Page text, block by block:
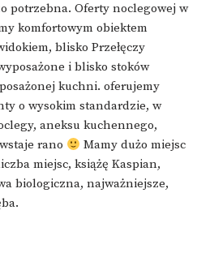
potrzebna. Oferty noclegowej w
komfortowym obiektem
blisko Przełęczy
i blisko stoków
kuchni. oferujemy
o wysokim standardzie, w
aneksu kuchennego,
rano
Mamy dużo miejsc
miejsc, książę Kaspian,
biologiczna, najważniejsze,